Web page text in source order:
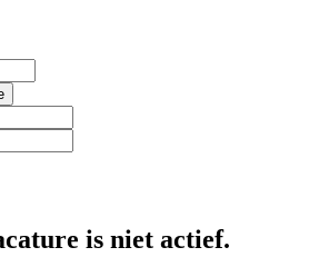
is niet actief.